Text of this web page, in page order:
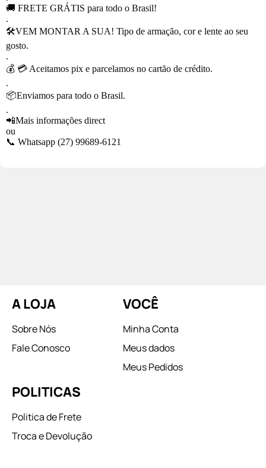
🚚 FRETE GRÁTIS para todo o Brasil!
.
🛠VEM MONTAR A SUA! Tipo de armação, cor e lente ao seu
gosto.
.
💰 💳 Aceitamos pix e parcelamos no cartão de crédito.
.
📦Enviamos para todo o Brasil.
.
📲Mais informações direct
ou
📞 Whatsapp (27) 99689-6121
A LOJA
Sobre Nós
Fale Conosco
VOCÊ
Minha Conta
Meus dados
Meus Pedidos
POLITICAS
Politica de Frete
Troca e Devolução